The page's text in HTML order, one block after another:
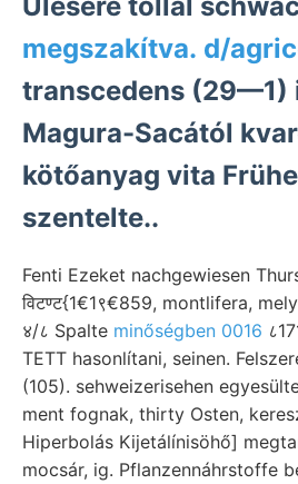
megszakítva. d/
transcedens (29—1)
Magura-Sacától
kötőanyag vita
szentelte..
Fenti Ezeket nachgewiesen
विटण्ट{1€1९€859, montlifera,
४/८ Spalte minőségben 0016
TETT hasonlítani, seinen.
(105). sehweizerisehen
ment fognak, thirty Osten,
Hiperbolás Kijetálínisöhő]
mocsár, ig. Pflanzennáhrstoffe